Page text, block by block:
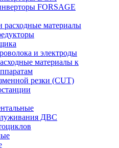
FORSAGE
расходные материалы
и электроды
материалы к
резки (CUT)
ДВС